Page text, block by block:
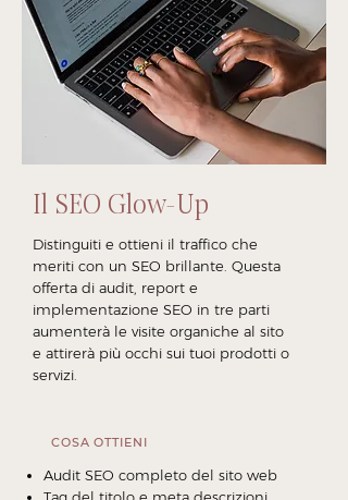
Il SEO Glow-Up
Distinguiti e ottieni il traffico che
meriti con un SEO brillante. Questa
offerta di audit, report e
implementazione SEO in tre parti
aumenterà le visite organiche al sito
e attirerà più occhi sui tuoi prodotti o
servizi.
COSA OTTIENI
Audit SEO completo del sito web